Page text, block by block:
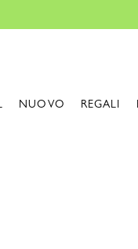
NUOVO REGALI